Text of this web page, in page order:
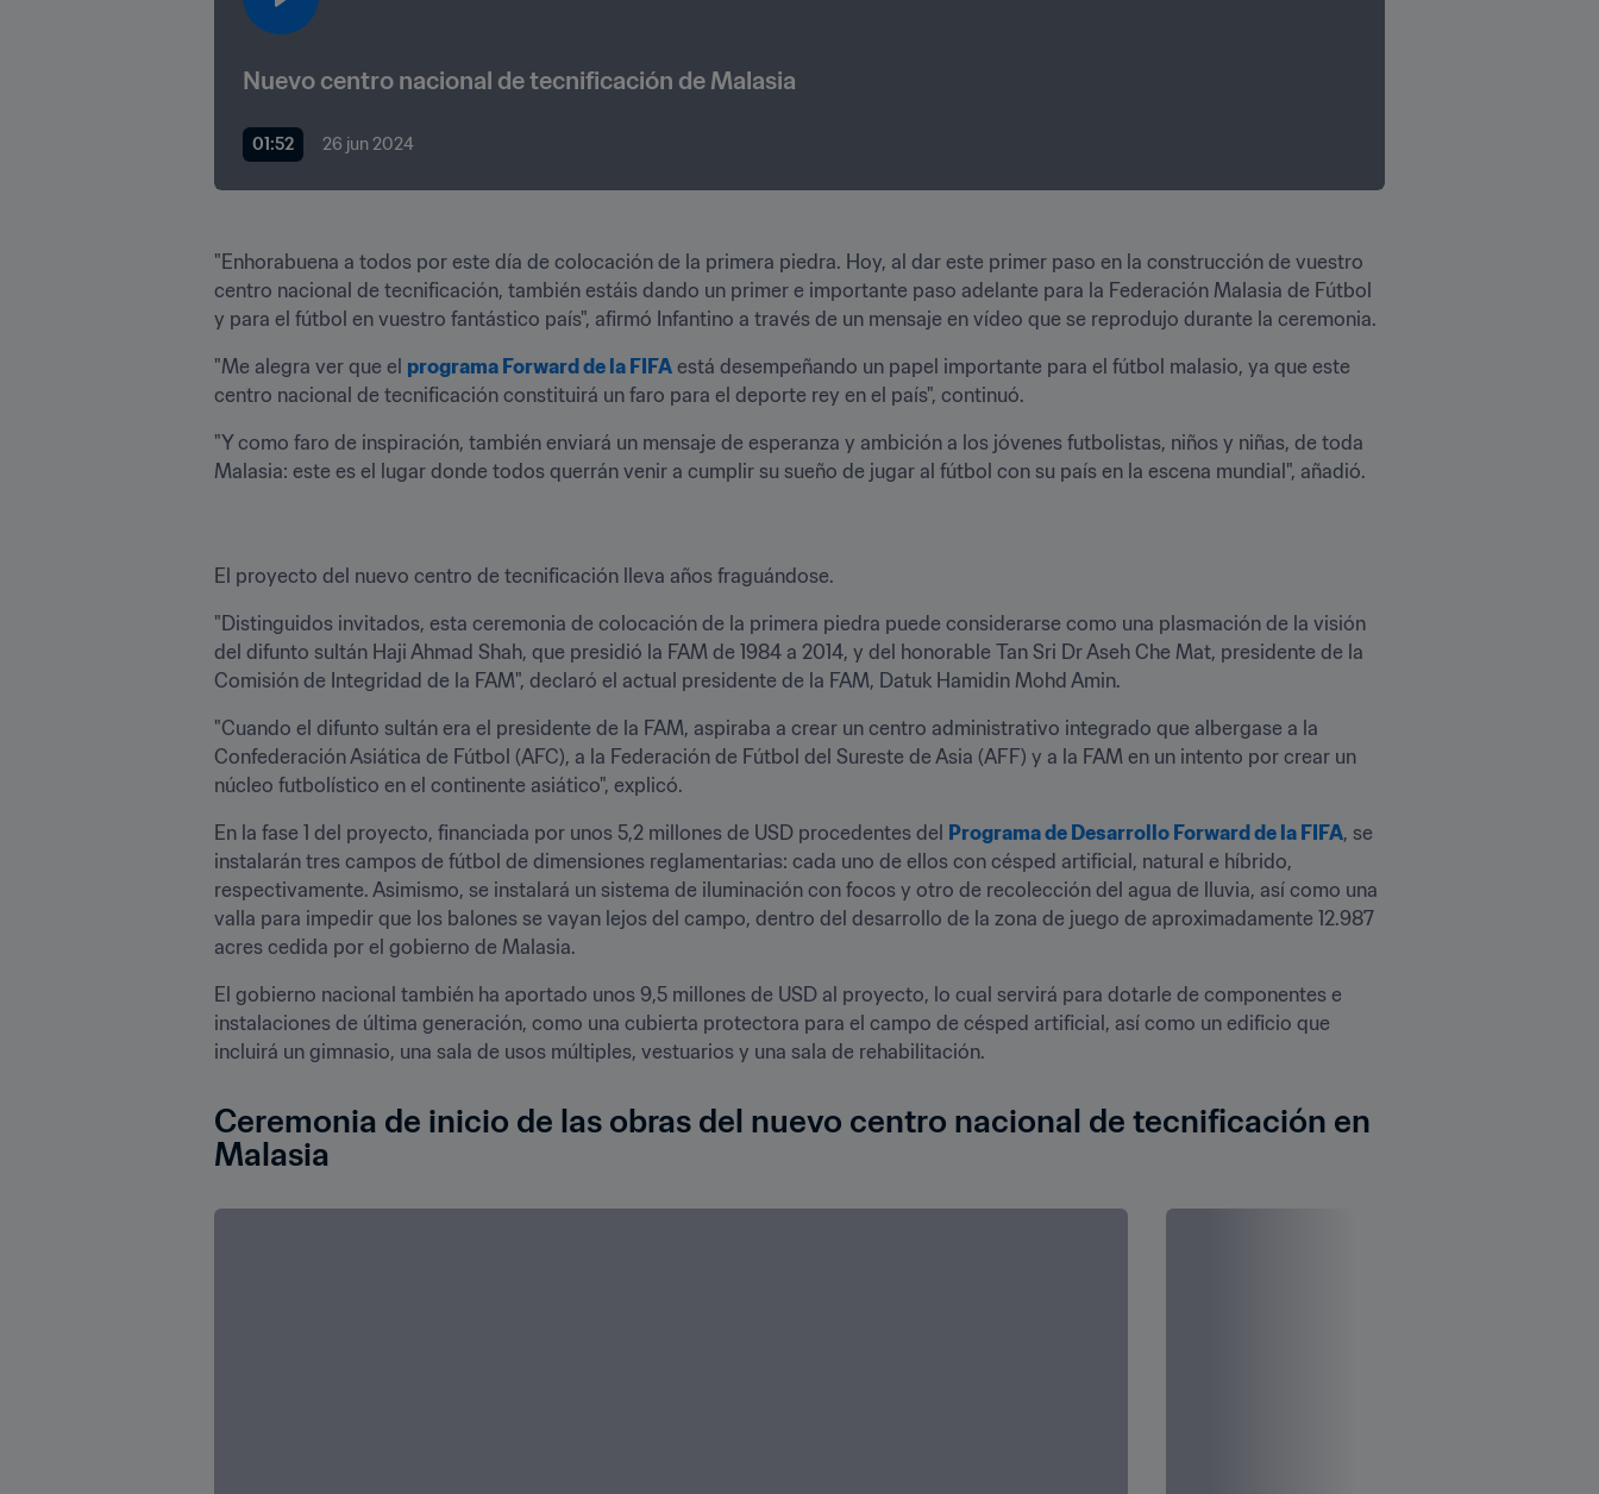
Nuevo centro nacional de tecnificación de Malasia
01:52 26 jun 2024
"Enhorabuena a todos por este día de colocación de la primera piedra. Hoy, al dar este primer paso en la construcción de vuestro
centro nacional de tecnificación, también estáis dando un primer e importante paso adelante para la Federación Malasia de Fútbol
y para el fútbol en vuestro fantástico país", afirmó Infantino a través de un mensaje en vídeo que se reprodujo durante la ceremonia.
"Me alegra ver que el programa Forward de la FIFA está desempeñando un papel importante para el fútbol malasio, ya que este
centro nacional de tecnificación constituirá un faro para el deporte rey en el país", continuó.
"Y como faro de inspiración, también enviará un mensaje de esperanza y ambición a los jóvenes futbolistas, niños y niñas, de toda
Malasia: este es el lugar donde todos querrán venir a cumplir su sueño de jugar al fútbol con su país en la escena mundial", añadió.
El proyecto del nuevo centro de tecnificación lleva años fraguándose.
"Distinguidos invitados, esta ceremonia de colocación de la primera piedra puede considerarse como una plasmación de la visión
del difunto sultán Haji Ahmad Shah, que presidió la FAM de 1984 a 2014, y del honorable Tan Sri Dr Aseh Che Mat, presidente de la
Comisión de Integridad de la FAM", declaró el actual presidente de la FAM, Datuk Hamidin Mohd Amin.
"Cuando el difunto sultán era el presidente de la FAM, aspiraba a crear un centro administrativo integrado que albergase a la
Confederación Asiática de Fútbol (AFC), a la Federación de Fútbol del Sureste de Asia (AFF) y a la FAM en un intento por crear un
núcleo futbolístico en el continente asiático", explicó.
En la fase 1 del proyecto, financiada por unos 5,2 millones de USD procedentes del Programa de Desarrollo Forward de la FIFA, se
instalarán tres campos de fútbol de dimensiones reglamentarias: cada uno de ellos con césped artificial, natural e híbrido,
respectivamente. Asimismo, se instalará un sistema de iluminación con focos y otro de recolección del agua de lluvia, así como una
valla para impedir que los balones se vayan lejos del campo, dentro del desarrollo de la zona de juego de aproximadamente 12.987
acres cedida por el gobierno de Malasia.
El gobierno nacional también ha aportado unos 9,5 millones de USD al proyecto, lo cual servirá para dotarle de componentes e
instalaciones de última generación, como una cubierta protectora para el campo de césped artificial, así como un edificio que
incluirá un gimnasio, una sala de usos múltiples, vestuarios y una sala de rehabilitación.
Ceremonia de inicio de las obras del nuevo centro nacional de tecnificación en
Malasia